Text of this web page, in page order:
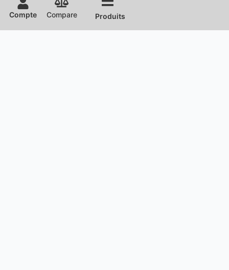
Compte Compare Produits